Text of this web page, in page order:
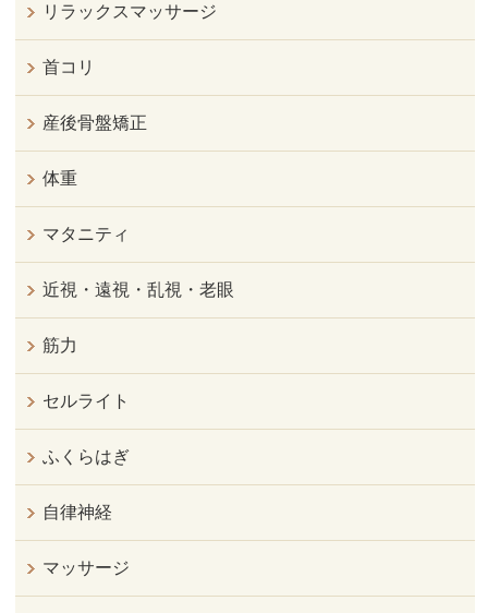
リラックスマッサージ
首コリ
産後骨盤矯正
体重
マタニティ
近視・遠視・乱視・老眼
筋力
セルライト
ふくらはぎ
自律神経
マッサージ